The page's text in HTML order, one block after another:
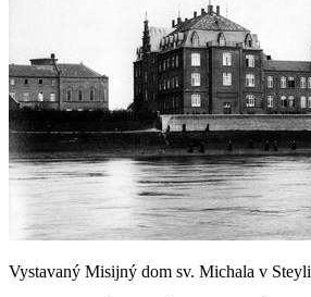
Vystavaný Misijný dom sv. Michala v Steyli